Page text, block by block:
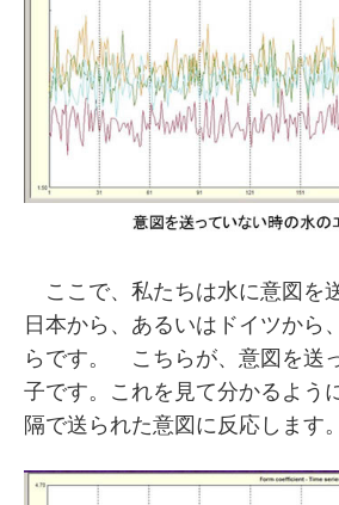
ここで、私たちは水に意図を
日本から、あるいはドイツから
らです。 こちらが、意図を送
子です。これを見て分かるよう
隔で送られた意図に反応します。